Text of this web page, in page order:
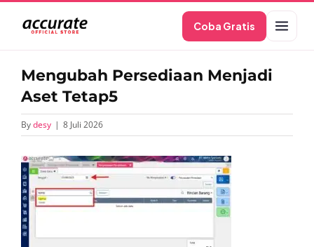
content
Coba Gratis
Mengubah Persediaan Menjadi
Aset Tetap5
Bydesy | 8 Juli 2026